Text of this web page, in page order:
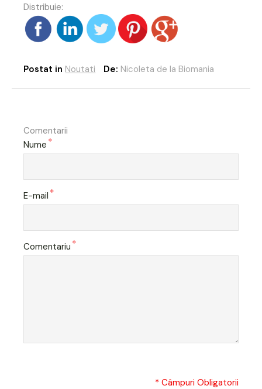
Distribuie:
Postat in Noutati De: Nicoleta de la Biomania
Comentarii
Nume *
E-mail *
Comentariu *
* Câmpuri Obligatorii